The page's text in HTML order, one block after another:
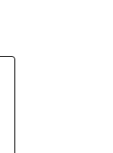
っとライブ 】